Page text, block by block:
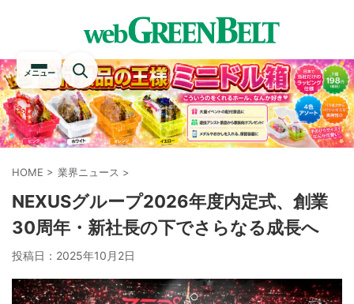
メニュー
HOME > 業界ニュース >
NEXUSグループ2026年度内定式、創業
30周年・新社長の下でさらなる成長へ
投稿日： 2025年10月2日